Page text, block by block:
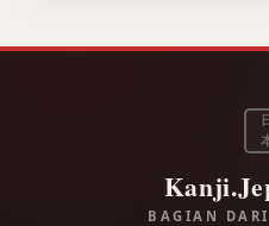
BAGIAN DARI